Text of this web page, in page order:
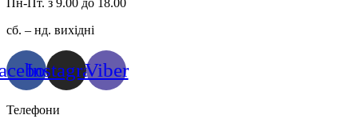
сб. – нд. вихідні
InstagramViber
Телефони